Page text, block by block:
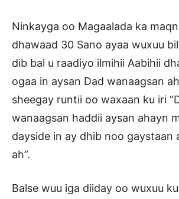
Ninkayga oo Magaalada ka
dhawaad 30 Sano ayaa wuxuu
dib bal u raadiyo ilmihii Aabihii
ogaa in aysan Dad wanaagsan
sheegay runtii oo waxaan ku iri
wanaagsan haddii aysan ahayn
dayside in ay dhib noo gaystaan
ah”.
Balse wuu iga diiday oo wuxuu